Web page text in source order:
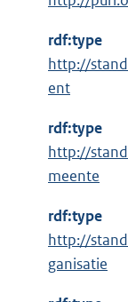
t
e
r
e
n
k
:
rdf:type
http://
ent
rdf:type
http://
meente
rdf:type
http://
ganisatie